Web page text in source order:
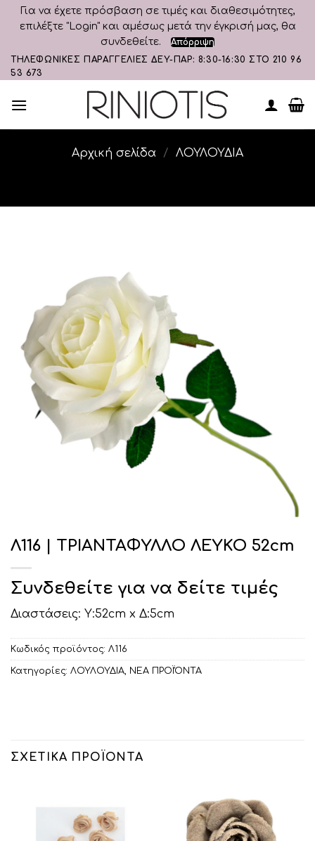
Για να έχετε πρόσβαση σε τιμές και διαθεσιμότητες,
επιλέξτε "Login" και αμέσως μετά την έγκρισή μας, θα
συνδεθείτε.
Απόρριψη
Skip
to
ΤΗΛΕΦΩΝΙΚΕΣ ΠΑΡΑΓΓΕΛΙΕΣ ΔΕΥ-ΠΑΡ: 8:30-16:30 ΣΤΟ 210 96
53 673
Αρχική σελίδα / ΛΟΥΛΟΥΔΙΑ
Λ116 | ΤΡΙΑΝΤΑΦΥΛΛΟ ΛΕΥΚΟ 52cm
Συνδεθείτε για να δείτε τιμές
Διαστάσεις: Υ:52cm x Δ:5cm
Κωδικός προϊόντος: Λ116
Κατηγορίες: ΛΟΥΛΟΥΔΙΑ, ΝΕΑ ΠΡΟΪΌΝΤΑ
ΣΧΕΤΙΚΆ ΠΡΟΪΌΝΤΑ